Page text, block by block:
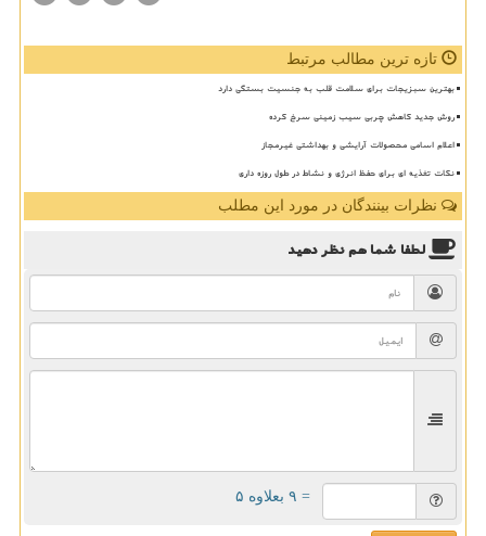
تازه ترین مطالب مرتبط
بهترین سبزیجات برای سلامت قلب به جنسیت بستگی دارد
روش جدید کاهش چربی سیب زمینی سرخ کرده
اعلام اسامی محصولات آرایشی و بهداشتی غیرمجاز
نکات تغذیه ای برای حفظ انرژی و نشاط در طول روزه داری
نظرات بینندگان در مورد این مطلب
لطفا شما همنظر دهید
= ۹ بعلاوه ۵